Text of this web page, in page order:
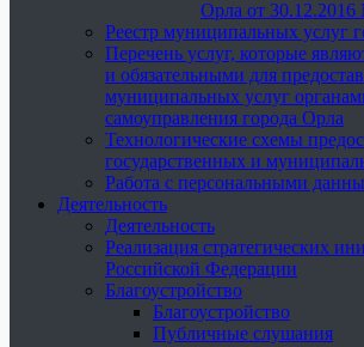
Орла от
Реестр муниципальных услуг
Перечень услуг, которые
и обязательными для
муниципальных услуг
самоуправления города Орла
Технологические схемы
государственных и
Работа с персональными
Деятельность
Деятельность
Реализация стратегических
Российской Федерации
Благоустройство
Благоустройство
Публичные слушания